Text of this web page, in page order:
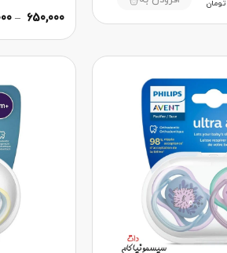
تومان
650,000
–